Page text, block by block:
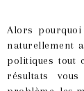
Alors
naturellement
politiques tout
résultats